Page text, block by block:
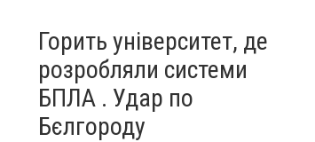
Горить університет, де
розробляли системи
БПЛА . Удар по
Бєлгороду